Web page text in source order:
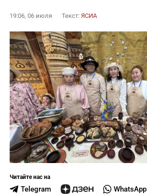
19:06, 06 июля Текст: ЯСИА
Читайте нас на
Telegram WhatsApp